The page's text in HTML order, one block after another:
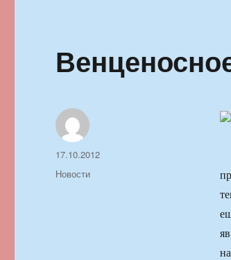
Автор
Опубликовано
17.10.2012
Рубрики
Новости